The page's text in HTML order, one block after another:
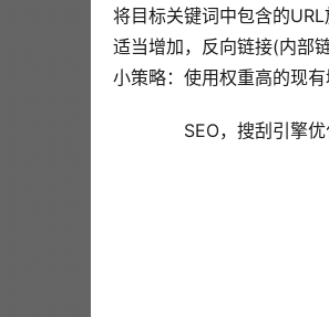
将目标关键词中包含的
适当增加，反向链接(内部
小策略：使用权重高的现有
SEO，搜刮引擎优